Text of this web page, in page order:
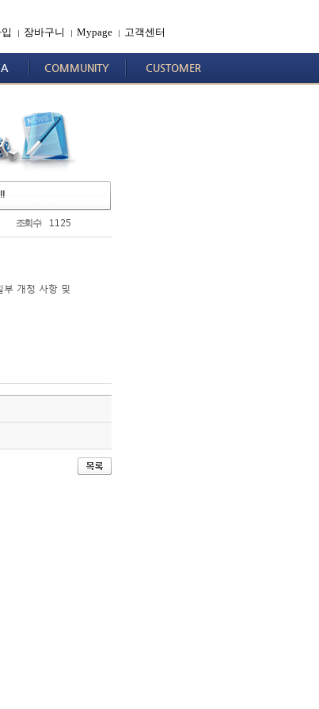
| 장바구니 | Mypage | 고객센터
COMMUNITY CUSTOMER
조회수 1125
부 개정 사항 및